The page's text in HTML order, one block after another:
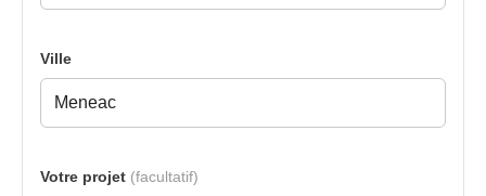
Ville
Votre projet (facultatif)